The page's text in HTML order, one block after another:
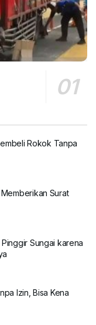
Rokok Tanpa
Surat
Sungai karena
Izin, Bisa Kena